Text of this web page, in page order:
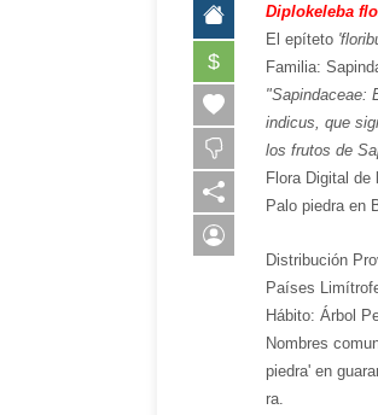
$
Diplokeleba
El epíteto
Familia:
"Sapindaceae:
indicus, que
los frutos de
Flora Digital de
Palo piedra en
Distribución
Países
Hábito: Árbol
Nombres
piedra' en
ra.